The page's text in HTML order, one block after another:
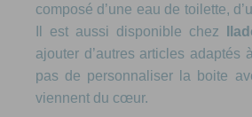
composé d’une eau de toilette,
Il est aussi disponible chez
ajouter d’autres articles adaptés
pas de personnaliser la boite
viennent du cœur.